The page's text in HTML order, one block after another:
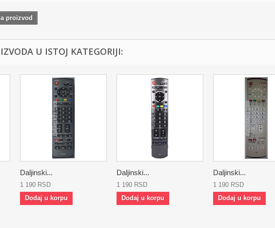
proizvod
U ISTOJ KATEGORIJI:
Daljinski...
1 190 RSD
Dodaj u korpu
Daljinski...
1 190 RSD
Dodaj u korpu
Daljinski...
1 190 RSD
Dodaj u korpu